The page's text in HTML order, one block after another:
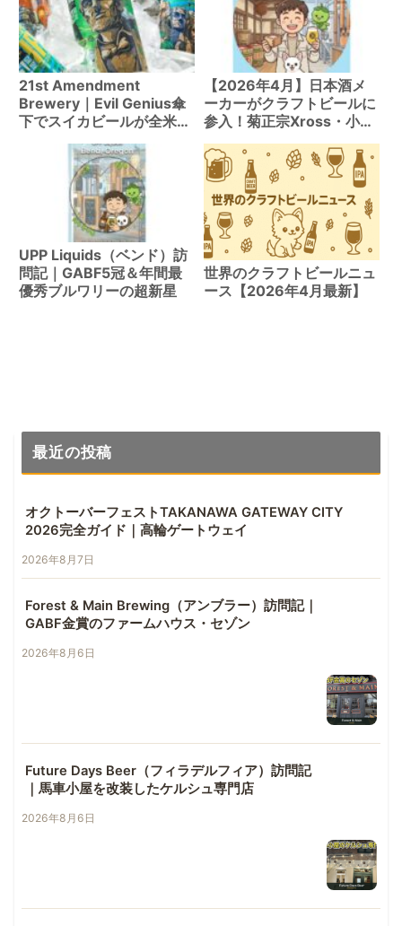
21st Amendment
Brewery｜Evil Genius傘
下でスイカビールが全米流
【2026年4月】日本酒メ
ーカーがクラフトビールに
参入！菊正宗Xross・小西
イント
UPP Liquids（ベンド）訪
問記｜GABF5冠＆年間最
優秀ブルワリーの超新星
世界のクラフトビールニュ
ース【2026年4月最新】
最近の投稿
オクトーバーフェストTAKANAWA GATEWAY CITY
2026完全ガイド｜高輪ゲートウェイ
2026年8月7日
Forest & Main Brewing（アンブラー）訪問記｜
GABF金賞のファームハウス・セゾン
2026年8月6日
Future Days Beer（フィラデルフィア）訪問記
｜馬車小屋を改装したケルシュ専門店
2026年8月6日